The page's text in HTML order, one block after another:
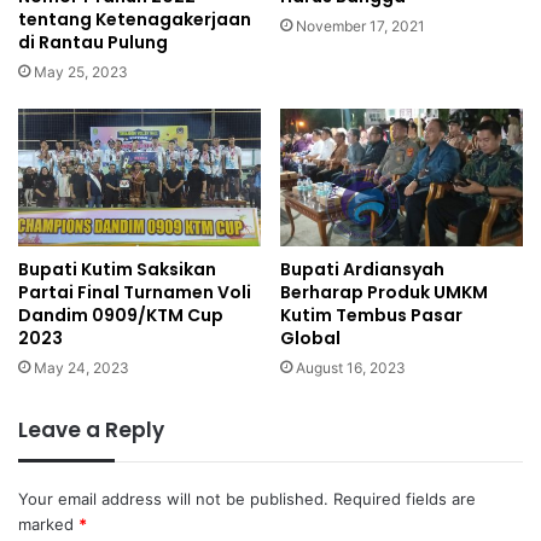
tentang Ketenagakerjaan
di Rantau Pulung
May 25, 2023
November 17, 2021
Bupati Kutim Saksikan
Partai Final Turnamen Voli
Dandim 0909/KTM Cup
2023
May 24, 2023
Bupati Ardiansyah
Berharap Produk UMKM
Kutim Tembus Pasar
Global
August 16, 2023
Leave a Reply
Your email address will not be published. Required fields are
marked *